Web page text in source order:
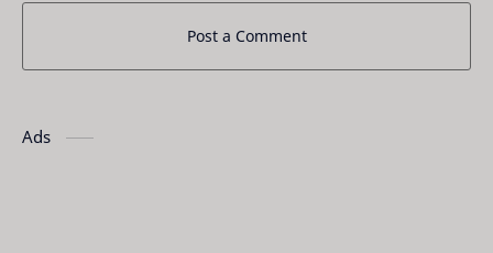
Post a Comment
Ads